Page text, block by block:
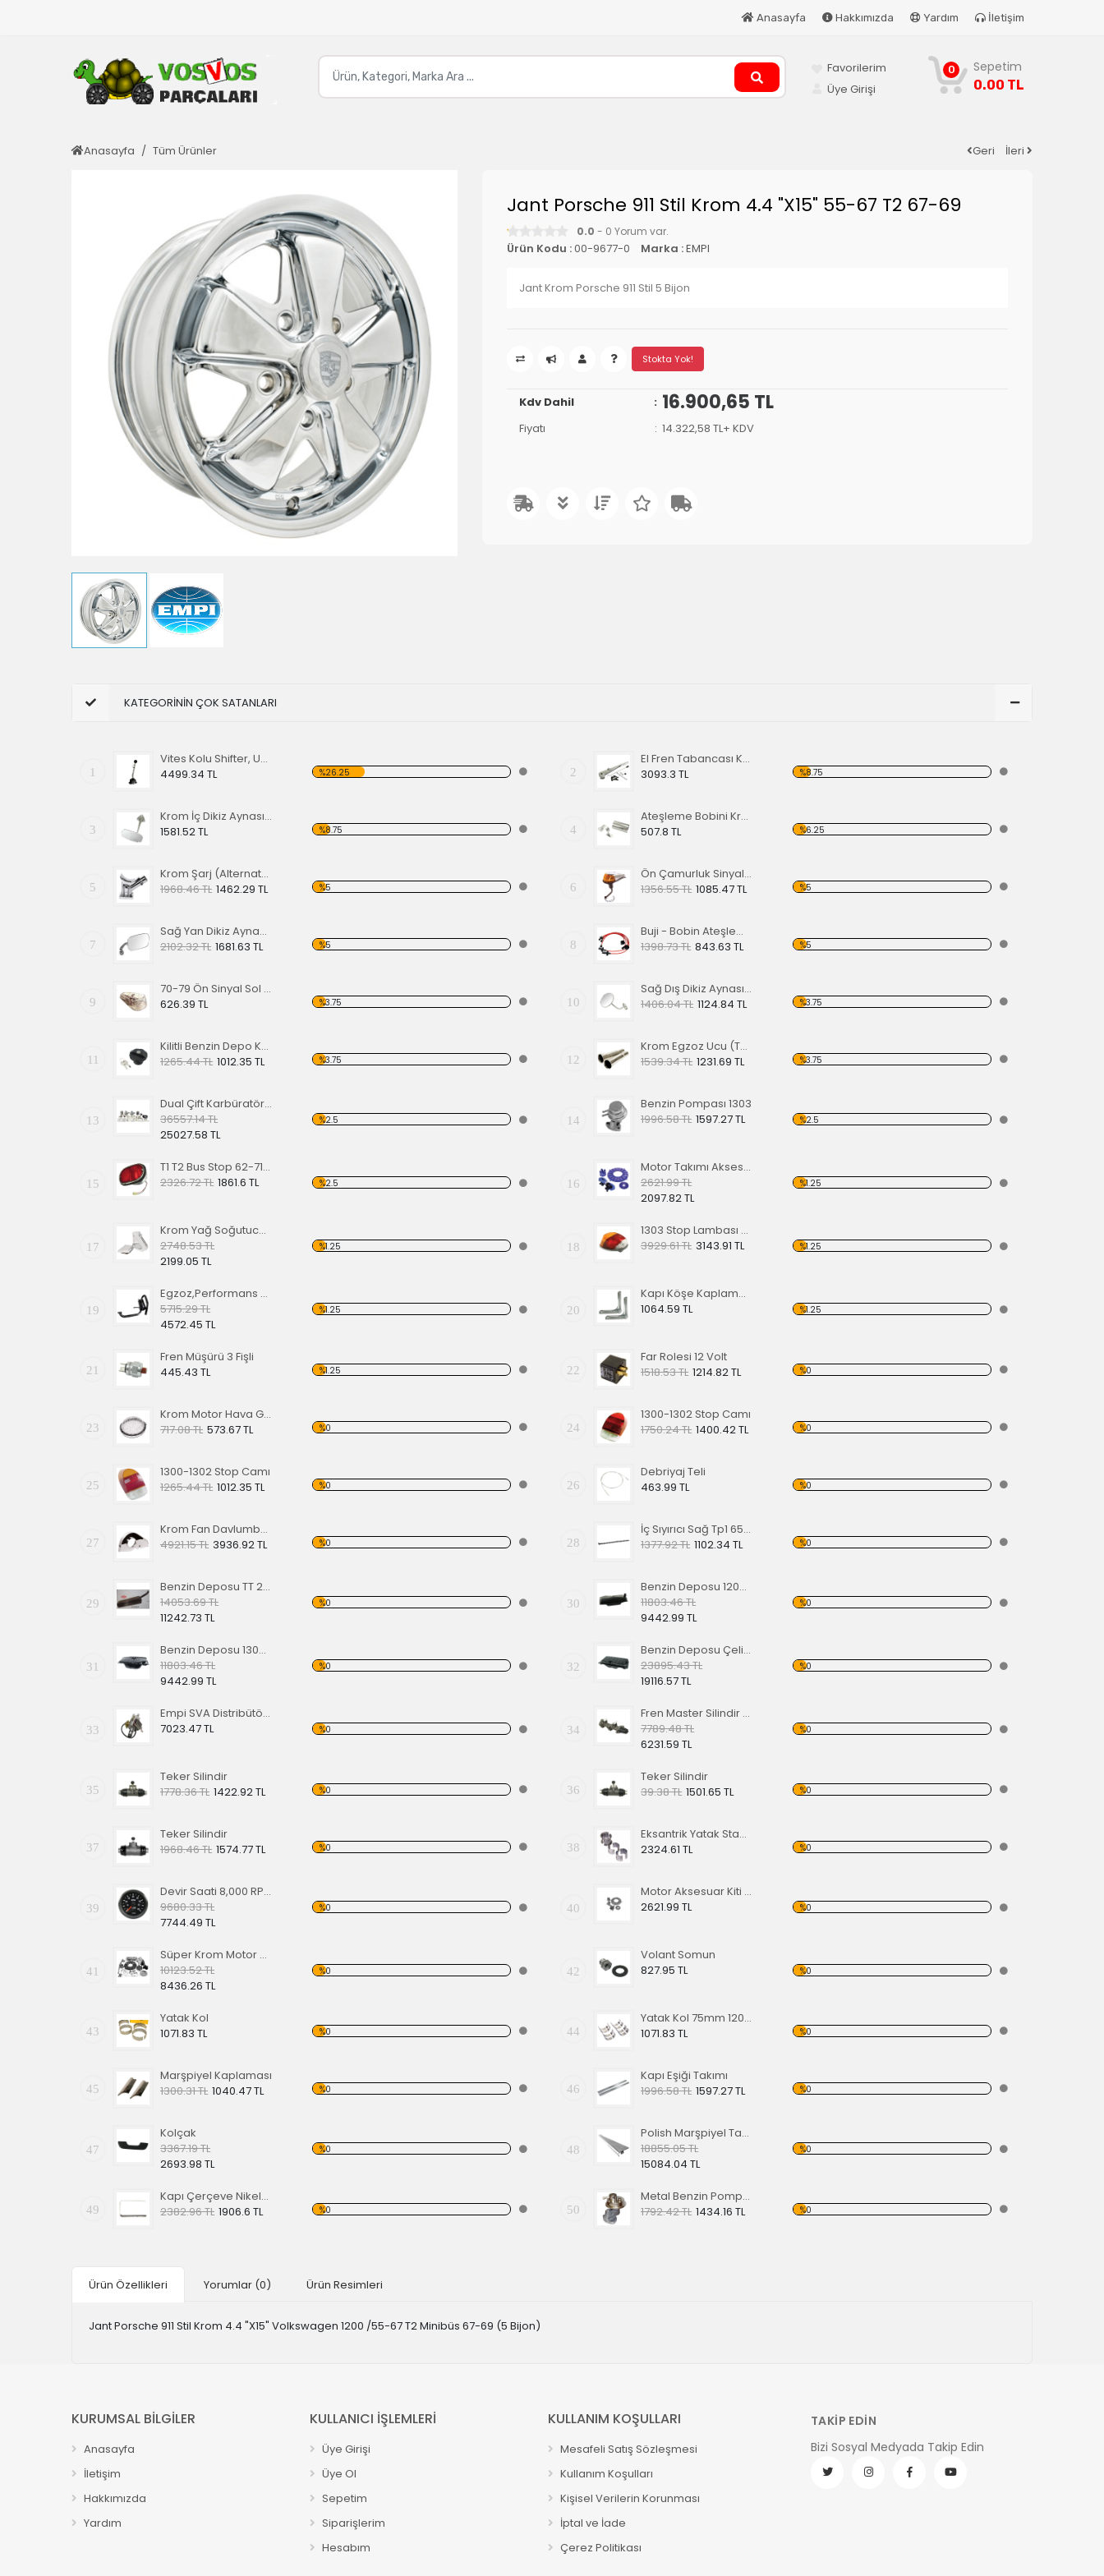
Anasayfa Hakkımızda Yardım İletişim
0 Sepetim
0.00 TL
Favorilerim
Üye Girişi
Anasayfa Tüm Ürünler Geri İleri
Jant Porsche 911 Stil Krom 4.4 "X15" 55-67 T2 67-69
0.0 - 0 Yorum var.
Ürün Kodu :00-9677-0 Marka :EMPI
Jant Krom Porsche 911 Stil 5 Bijon
Stokta Yok!
Kdv Dahil 16.900,65 TL
Fiyatı 14.322,58 TL+ KDV
KATEGORİNİN ÇOK SATANLARI
1
Vites Kolu Shifter, Uzun Tip, (Tetikli Model)
4499.34 TL
%26.25 2
El Fren Tabancası Krom
3093.3 TL
%8.75
3
Krom İç Dikiz Aynası 65-67
1581.52 TL
%8.75 4
Ateşleme Bobini Krom Kaplaması
507.8 TL
%6.25
5
Krom Şarj (Alternatör) Dinamo Ayağı
1968.46 TL 1462.29 TL %5 6
Ön Çamurluk Sinyali Komple 65> 1300-1302-1303
1356.55 TL 1085.47 TL %5
7
Sağ Yan Dikiz Aynası Krom 68-79
2102.32 TL 1681.63 TL %5 8
Buji - Bobin Ateşleme Kablo Seti - Kırmızı
1398.73 TL 843.63 TL %5
9
70-79 Ön Sinyal Sol Cam Şeffaf (Amerikan Sinyal)
626.39 TL
%3.75 10
Sağ Dış Dikiz Aynası Krom 50-68
1406.04 TL 1124.84 TL %3.75
11
Kilitli Benzin Depo Kapağı
1265.44 TL 1012.35 TL %3.75 12
Krom Egzoz Ucu (Takım Fiyatıdır)
1539.34 TL 1231.69 TL %3.75
13
Dual Çift Karbüratör Takımı -EPC-34 TP1
36557.14 TL
25027.58 TL
%2.5 14
Benzin Pompası 1303
1996.58 TL 1597.27 TL %2.5
15
T1 T2 Bus Stop 62-71 (Komple)
2326.72 TL 1861.6 TL %2.5 16
Motor Takımı Aksesuar Kiti Mavi
2621.99 TL
2097.82 TL
%1.25
17
Krom Yağ Soğutucu Kapakları
2748.53 TL
2199.05 TL
%1.25 18
1303 Stop Lambası Sol 73-79
3929.61 TL 3143.91 TL %1.25
19
Egzoz,Performans Tip
5715.29 TL
4572.45 TL
%1.25 20
Kapı Köşe Kaplaması
1064.59 TL
%1.25
21
Fren Müşürü 3 Fişli
445.43 TL
%1.25 22
Far Rolesi 12 Volt
1518.53 TL 1214.82 TL %0
23
Krom Motor Hava Giriş Izgarası
717.08 TL 573.67 TL %0 24
1300-1302 Stop Camı
1750.24 TL 1400.42 TL %0
25
1300-1302 Stop Camı
1265.44 TL 1012.35 TL %0 26
Debriyaj Teli
463.99 TL
%0
27
Krom Fan Davlumbazı Tek Fan
4921.15 TL 3936.92 TL %0 28
İç Sıyırıcı Sağ Tp1 65-68
1377.92 TL 1102.34 TL %0
29
Benzin Deposu TT 2/55-67 Model,Çelik Gövdeli
14053.69 TL
11242.73 TL
%0 30
Benzin Deposu 1200-1300 60-67
11803.46 TL
9442.99 TL
%0
31
Benzin Deposu 1300-1302-1303 68-74,Model
11803.46 TL
9442.99 TL
%0 32
Benzin Deposu Çelik Gövdeli Super Beetle
23895.43 TL
19116.57 TL
%0
33
Empi SVA Distribütör Elektronik Ateşlemeli
7023.47 TL
%0 34
Fren Master Silindir 71-70
7789.48 TL
6231.59 TL
%0
35
Teker Silindir
1778.36 TL 1422.92 TL %0 36
Teker Silindir
39.38 TL 1501.65 TL %0
37
Teker Silindir
1968.46 TL 1574.77 TL %0 38
Eksantrik Yatak Standart 1300-1600cc
2324.61 TL
%0
39
Devir Saati 8,000 RPM 2 1/16"
9680.33 TL
7744.49 TL
%0 40
Motor Aksesuar Kiti Siyah
2621.99 TL
%0
41
Süper Krom Motor Seti Full Set Şeffaf-Siyah
10123.52 TL
8436.26 TL
%0 42
Volant Somun
827.95 TL
%0
43
Yatak Kol
1071.83 TL
%0 44
Yatak Kol 75mm 1200-1600cc
1071.83 TL
%0
45
Marşpiyel Kaplaması
1300.31 TL 1040.47 TL %0 46
Kapı Eşiği Takımı
1996.58 TL 1597.27 TL %0
47
Kolçak
3367.19 TL
2693.98 TL
%0 48
Polish Marşpiyel Takım
18855.05 TL
15084.04 TL
%0
49
Kapı Çerçeve Nikelajı (1200)
2382.96 TL 1906.6 TL %0 50
Metal Benzin Pompası
1792.42 TL 1434.16 TL %0
Ürün Özellikleri Yorumlar (0) Ürün Resimleri
Jant Porsche 911 Stil Krom 4.4 "X15" Volkswagen 1200 /55-67 T2 Minibüs 67-69 (5 Bijon)
KURUMSAL BİLGİLER
Anasayfa
İletişim
Hakkımızda
Yardım
KULLANICI İŞLEMLERİ
Üye Girişi
Üye Ol
Sepetim
Siparişlerim
Hesabım
KULLANIM KOŞULLARI
Mesafeli Satış Sözleşmesi
Kullanım Koşulları
Kişisel Verilerin Korunması
İptal ve İade
Çerez Politikası
TAKİP EDİN
Bizi Sosyal Medyada Takip Edin